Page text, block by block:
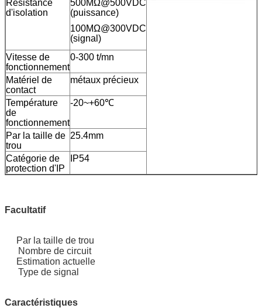
Résistance
d'isolation
500MΩ@500VDC
(puissance)
100MΩ@300VDC
(signal)
Vitesse de
fonctionnement
0-300 t/mn
Matériel de
contact
métaux précieux
Température
de
fonctionnement
-20~+60℃
Par la taille de
trou
25.4mm
Catégorie de
protection d'IP
IP54
Facultatif
Par la taille de trou
Nombre de circuit
Estimation actuelle
Type de signal
Caractéristiques